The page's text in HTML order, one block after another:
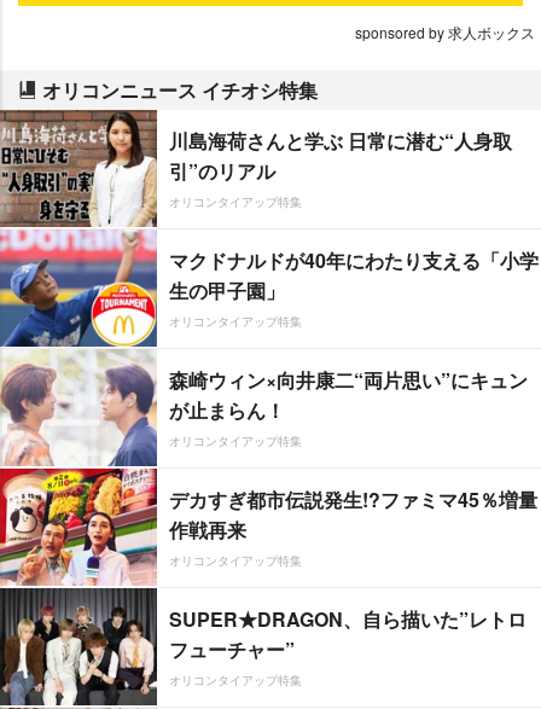
sponsored by 求人ボックス
オリコンニュース イチオシ特集
川島海荷さんと学ぶ 日常に潜む“人身取
引”のリアル
オリコンタイアップ特集
マクドナルドが40年にわたり支える「小学
生の甲子園」
オリコンタイアップ特集
森崎ウィン×向井康二“両片思い”にキュン
が止まらん！
オリコンタイアップ特集
デカすぎ都市伝説発生!?ファミマ45％増量
作戦再来
オリコンタイアップ特集
SUPER★DRAGON、自ら描いた”レトロ
フューチャー”
オリコンタイアップ特集